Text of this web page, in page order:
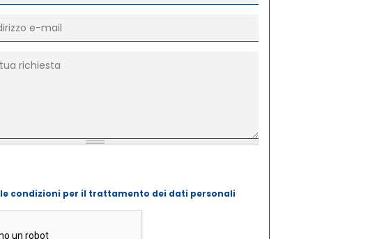
le condizioni per il trattamento dei dati personali